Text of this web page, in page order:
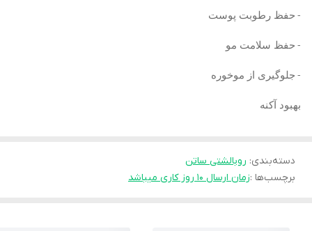
- حفظ رطوبت پوست
- حفظ سلامت مو
- جلوگیری از موخوره
بهبود آکنه
دسته‌بندی: روبالشتی ساتن
برچسب‌ها :زمان ارسال ۱۰ روز کاری میباشد